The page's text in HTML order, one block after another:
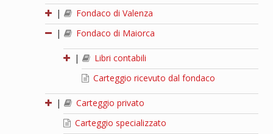
|
Fondaco di Valenza
|
Fondaco di Maiorca
|
Libri contabili
Carteggio ricevuto dal fondaco
|
Carteggio privato
Carteggio specializzato